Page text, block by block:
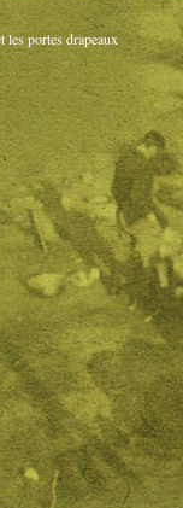
les portes drapeaux